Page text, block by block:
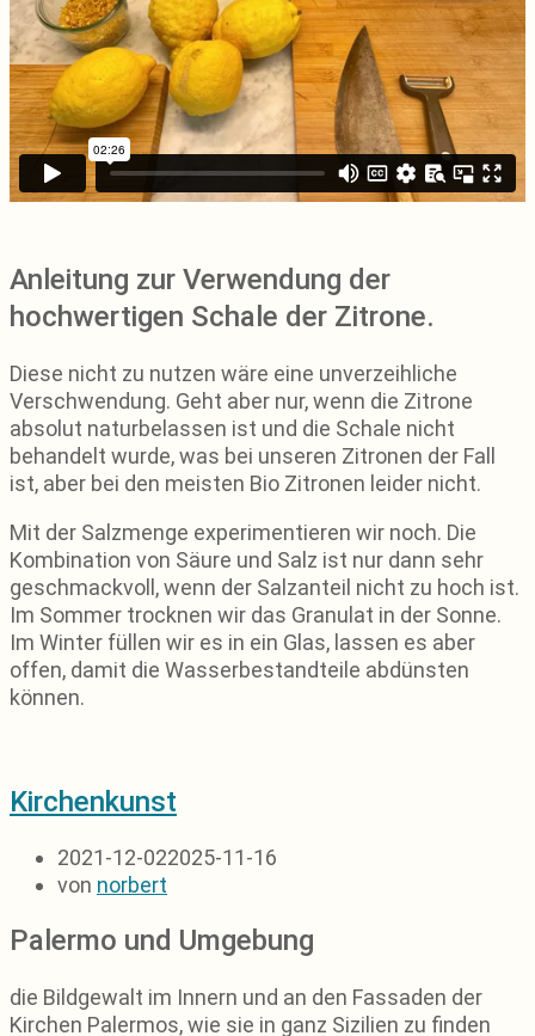
Anleitung zur Verwendung der
hochwertigen Schale der Zitrone.
Diese nicht zu nutzen wäre eine unverzeihliche
Verschwendung. Geht aber nur, wenn die Zitrone
absolut naturbelassen ist und die Schale nicht
behandelt wurde, was bei unseren Zitronen der Fall
ist, aber bei den meisten Bio Zitronen leider nicht.
Mit der Salzmenge experimentieren wir noch. Die
Kombination von Säure und Salz ist nur dann sehr
geschmackvoll, wenn der Salzanteil nicht zu hoch ist.
Im Sommer trocknen wir das Granulat in der Sonne.
Im Winter füllen wir es in ein Glas, lassen es aber
offen, damit die Wasserbestandteile abdünsten
können.
Kirchenkunst
2021-12-022025-11-16
von norbert
Palermo und Umgebung
die Bildgewalt im Innern und an den Fassaden der
Kirchen Palermos, wie sie in ganz Sizilien zu finden